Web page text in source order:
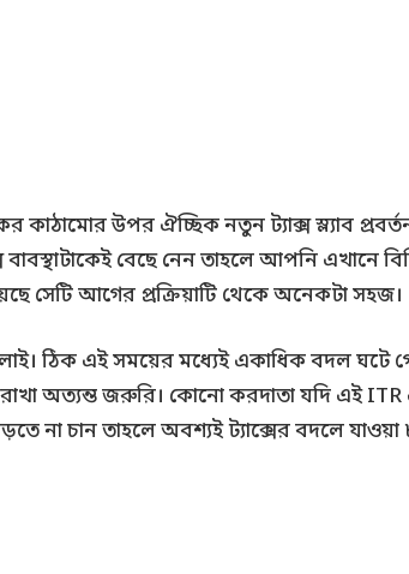
উপর ঐচ্ছিক নতুন ট্যাক্স স্ল্যাব
বেছে নেন তাহলে আপনি এখানে
সেটি আগের প্রক্রিয়াটি থেকে অনেকটা সহজ।
ঠিক এই সময়ের মধ্যেই একাধিক বদল ঘটে
অত্যন্ত জরুরি। কোনো করদাতা যদি এই
না চান তাহলে অবশ্যই ট্যাক্সের বদলে যাওয়া